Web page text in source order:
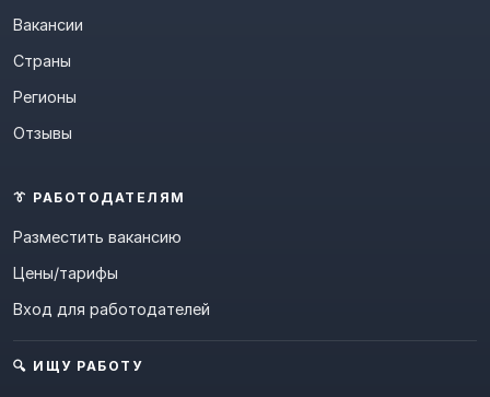
Вакансии
Страны
Регионы
Отзывы
👔 РАБОТОДАТЕЛЯМ
Разместить вакансию
Цены/тарифы
Вход для работодателей
🔍 ИЩУ РАБОТУ